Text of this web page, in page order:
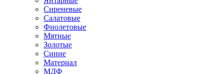
Сиреневые
Салатовые
Фиолетовые
Мятные
Золотые
Синие
Материал
МДФ